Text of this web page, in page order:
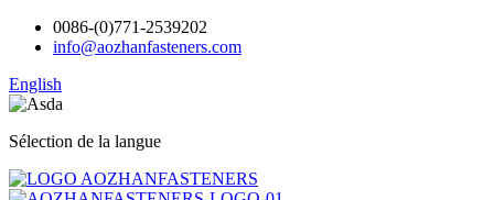
0086-(0)771-2539202
info@aozhanfasteners.com
English
Sélection de la langue